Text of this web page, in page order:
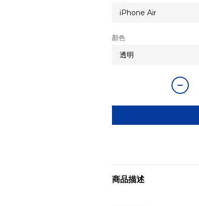
顏色
商品描述